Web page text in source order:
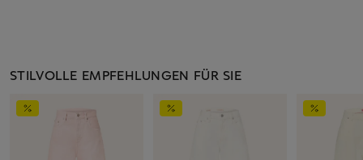
STILVOLLE EMPFEHLUNGEN FÜR SIE